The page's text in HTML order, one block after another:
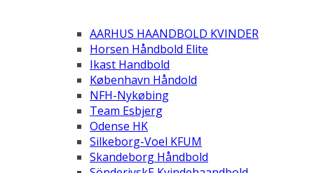
AARHUS HAANDBOLD KVINDER
Horsen Håndbold Elite
Ikast Handbold
København Håndold
NFH-Nykøbing
Team Esbjerg
Odense HK
Silkeborg-Voel KFUM
Skandeborg Håndbold